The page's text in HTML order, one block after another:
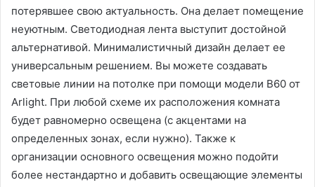
потерявшее свою актуальность. Она делает помещение
неуютным. Светодиодная лента выступит достойной
альтернативой. Минималистичный дизайн делает ее
универсальным решением. Вы можете создавать
световые линии на потолке при помощи модели B60 от
Arlight. При любой схеме их расположения комната
будет равномерно освещена (с акцентами на
определенных зонах, если нужно). Также к
организации основного освещения можно подойти
более нестандартно и добавить освещающие элементы